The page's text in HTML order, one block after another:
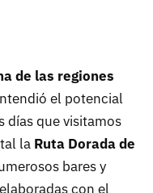
de las regiones
el potencial
días que visitamos
la Ruta Dorada de
bares y
con el